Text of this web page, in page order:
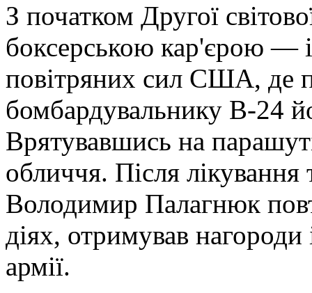
З початком Другої
боксерською кар'єрою —
повітряних сил США, де
бомбардувальнику B-24
Врятувавшись на
обличчя. Після лікування
Володимир Палагнюк
діях, отримував нагороди
армії.